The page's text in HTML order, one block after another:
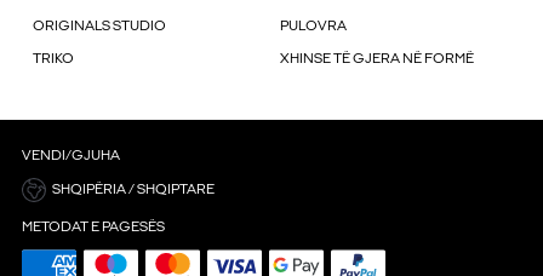
ORIGINALS STUDIO PULOVRA
TRIKO XHINSE TË GJERA NË FORMË
VENDI/GJUHA
SHQIPËRIA / SHQIPTARE
METODAT E PAGESËS